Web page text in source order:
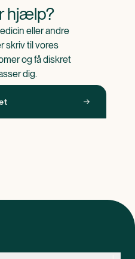
hjælp?
eller andre
skriv til vores
og få diskret
dig.